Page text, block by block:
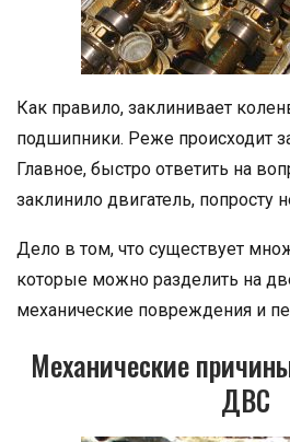
Как правило, заклинивает
подшипники. Реже происходит
Главное, быстро ответить на
заклинило двигатель, попросту
Дело в том, что существует
которые можно разделить на
механические повреждения и
Механические
ДВС